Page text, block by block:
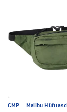
CMP · Malibu